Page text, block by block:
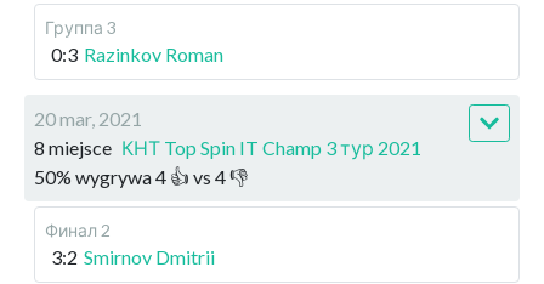
Группа 3
0:3 Razinkov Roman
20 mar, 2021
8 miejsce КНТ Top Spin IT Champ 3 тур 2021
50% wygrywa4 👍 vs 4👎
Финал 2
3:2 Smirnov Dmitrii